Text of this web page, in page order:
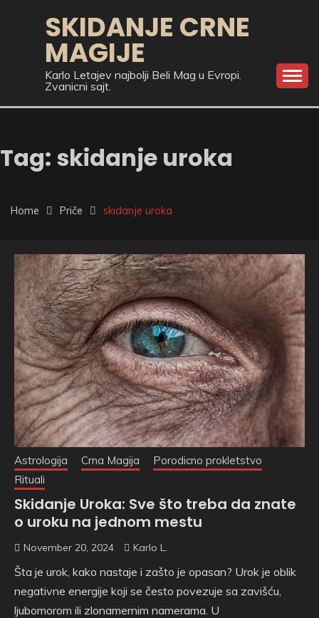
SKIDANJE CRNE
MAGIJE
Karlo Letajev najbolji Beli Mag u Evropi.
Zvanicni sajt.
Tag: skidanje uroka
Home Priče skidanje uroka
Astrologija Crna Magija
Porodicno prokletstvo
Rituali
Skidanje Uroka: Sve što treba da znate
o uroku na jednom mestu
November 20, 2024 Karlo L.
Šta je urok, kako nastaje i zašto je opasan? Urok je oblik
negativne energije koji se često povezuje sa zavišću,
ljubomorom ili zlonamernim namerama. U